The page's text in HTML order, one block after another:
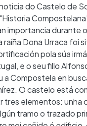
do Castelo de
importancia durante
raíña Dona Urraca foi
pola súa
e o seu fillo Alfonso
a Compostela en
O castelo está
tres elementos: unha
tramo o trazado